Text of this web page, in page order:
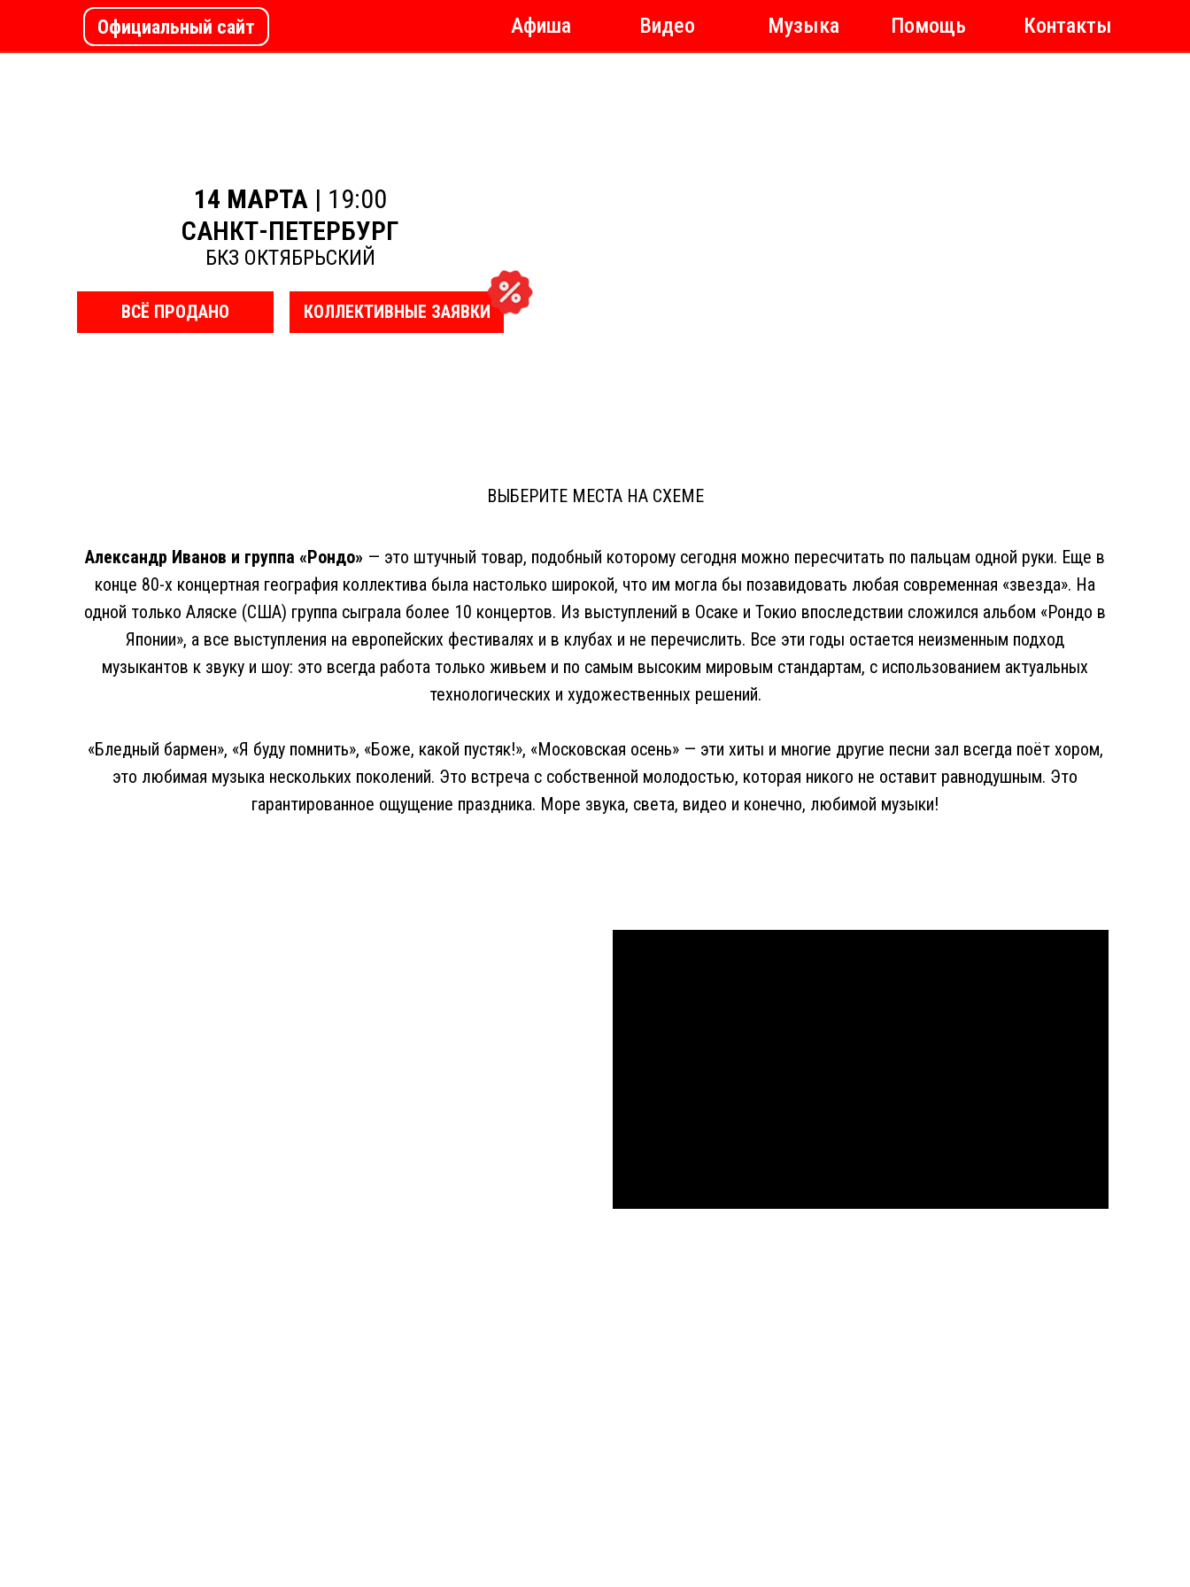
Афиша Музыка Помощь Контакты
Видео
Официальный сайт
14 МАРТА | 19:00
САНКТ-ПЕТЕРБУРГ
БКЗ ОКТЯБРЬСКИЙ
ВСЁ ПРОДАНО КОЛЛЕКТИВНЫЕ ЗАЯВКИ
ВЫБЕРИТЕ МЕСТА НА СХЕМЕ
Александр Иванов и группа «Рондо» — это штучный товар, подобный которому сегодня можно пересчитать по пальцам одной руки. Еще в
конце 80-х концертная география коллектива была настолько широкой, что им могла бы позавидовать любая современная «звезда». На
одной только Аляске (США) группа сыграла более 10 концертов. Из выступлений в Осаке и Токио впоследствии сложился альбом «Рондо в
Японии», а все выступления на европейских фестивалях и в клубах и не перечислить. Все эти годы остается неизменным подход
музыкантов к звуку и шоу: это всегда работа только живьем и по самым высоким мировым стандартам, с использованием актуальных
технологических и художественных решений.
«Бледный бармен», «Я буду помнить», «Боже, какой пустяк!», «Московская осень» — эти хиты и многие другие песни зал всегда поёт хором,
это любимая музыка нескольких поколений. Это встреча с собственной молодостью, которая никого не оставит равнодушным. Это
гарантированное ощущение праздника. Море звука, света, видео и конечно, любимой музыки!